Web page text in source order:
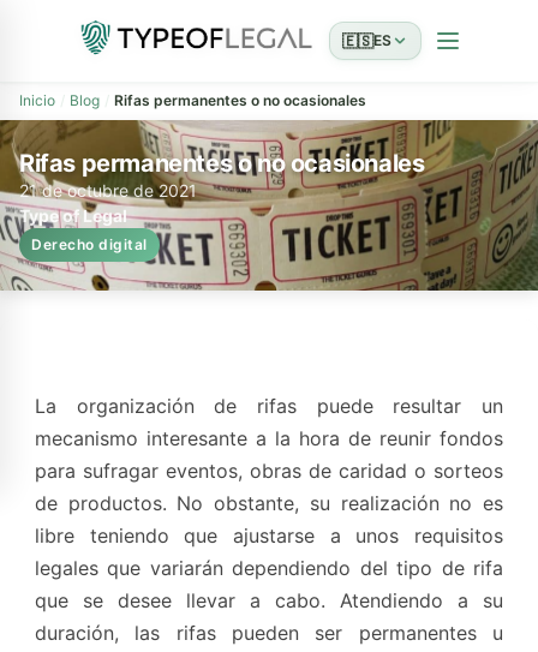
🇪🇸ES
Inicio Blog Rifas permanentes o no ocasionales
Rifas permanentes o no ocasionales
21 de octubre de 2021
Type of Legal
Derecho digital
La organización de rifas puede resultar un
mecanismo interesante a la hora de reunir fondos
para sufragar eventos, obras de caridad o sorteos
de productos. No obstante, su realización no es
libre teniendo que ajustarse a unos requisitos
legales que variarán dependiendo del tipo de rifa
que se desee llevar a cabo. Atendiendo a su
duración, las rifas pueden ser permanentes u